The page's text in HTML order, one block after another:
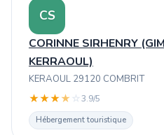
CS
CORINNE SIRHENRY
KERRAOUL)
KERAOUL 29120 COMBRIT
★★★★ ☆3.9/5
Hébergement touristique